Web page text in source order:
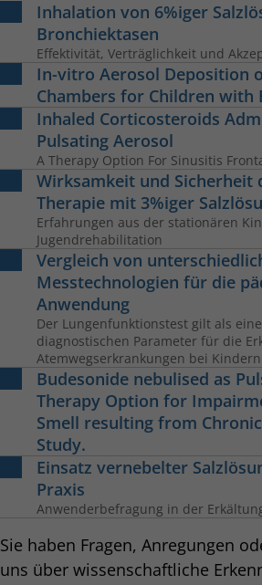
Inhalation von 6%iger
Bronchiektasen
Effektivität, Verträglichkeit und
In-vitro Aerosol Deposition
Chambers for Children with
Inhaled Corticosteroids
Pulsating Aerosol
A Therapy Option For Sinusitis
Wirksamkeit und Sicherheit
Therapie mit 3%iger
Erfahrungen aus der stationären
Jugendrehabilitation
Vergleich von
Messtechnologien für die
Anwendung
Der Lungenfunktionstest gilt als
diagnostischen Parameter für die
Atemwegserkrankungen bei
Budesonide nebulised as
Therapy Option for
Smell resulting from
Study.
Einsatz vernebelter
Praxis
Anwenderbefragung in der
Sie haben Fragen, Anregungen
uns über wissenschaftliche